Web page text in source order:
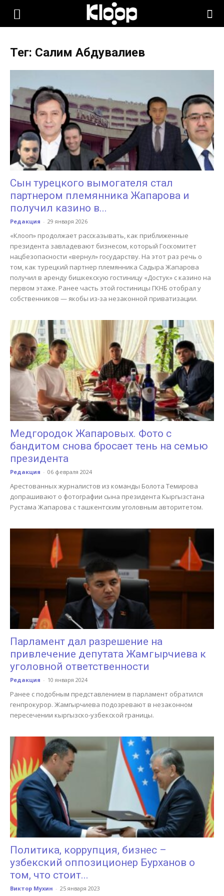
KLOOP.KG
Новости
Кыргызстана
Тег: Салим Абдувалиев
Сын турецкого вымогателя стал
партнером племянника Жапарова и
получил казино в...
Редакция - 29 января 2026
«Клооп» продолжает рассказывать, как приближенные
президента завладевают бизнесом, который Госкомитет
нацбезопасности «вернул» государству. На этот раз речь о
том, как турецкий партнер племянника Садыра Жапарова
получил в аренду бишкекскую гостиницу «Достук» с казино на
первом этаже. Ранее часть этой гостиницы ГКНБ отобрал у
собственников — якобы из-за незаконной приватизации.
Медгородок Жапаровых. Фото с
бандитом снова бросает тень на семью
президента
Редакция - 06 февраля 2024
Арестованных журналистов из команды Болота Темирова
допрашивают о фотографии сына президента Кыргызстана
Рустама Жапарова с ташкентским уголовным авторитетом.
Парламент дал разрешение на
привлечение депутата Жамгырчиева к
уголовной ответственности
Редакция - 10 января 2024
Ранее с подобным представлением в парламент обратился
генпрокурор. Жамгырчиева подозревают в незаконном
пересечении кыргызско-узбекской границы.
Политика, коррупция, бизнес –
узбекский оппозиционер Бурханов о
том, что стоит...
Виктор Мухин - 25 января 2023